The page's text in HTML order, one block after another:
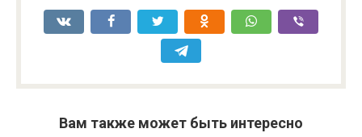
Вам также может быть интересно